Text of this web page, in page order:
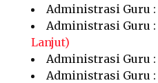
Administrasi Guru :
Administrasi Guru :
Lanjut)
Administrasi Guru :
Administrasi Guru :